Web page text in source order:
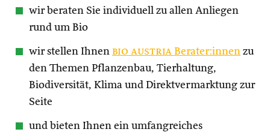
wir beraten Sie individuell zu allen Anliegen
rund um Bio
wir stellen Ihnen bio austria Berater:innen zu
den Themen Pflanzenbau, Tierhaltung,
Biodiversität, Klima und Direktvermarktung zur
Seite
und bieten Ihnen ein umfangreiches